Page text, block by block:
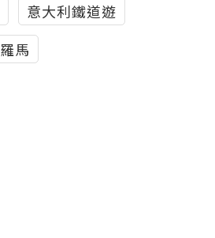
意大利鐵道遊
羅馬